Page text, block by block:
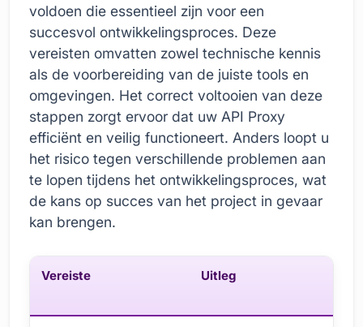
voldoen die essentieel zijn voor een
succesvol ontwikkelingsproces. Deze
vereisten omvatten zowel technische kennis
als de voorbereiding van de juiste tools en
omgevingen. Het correct voltooien van deze
stappen zorgt ervoor dat uw API Proxy
efficiënt en veilig functioneert. Anders loopt u
het risico tegen verschillende problemen aan
te lopen tijdens het ontwikkelingsproces, wat
de kans op succes van het project in gevaar
kan brengen.
Vereiste Uitleg